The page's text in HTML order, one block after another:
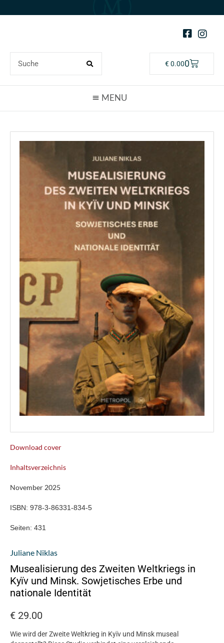
€0.000
Download cover
Inhaltsverzeichnis
November 2025
ISBN: 978-3-86331-834-5
Seiten: 431
Juliane Niklas
Musealisierung des Zweiten Weltkriegs in
Kyïv und Minsk. Sowjetisches Erbe und
nationale Identität
€ 29.00
Wie wird der Zweite Weltkrieg in Kyïv und Minsk museal